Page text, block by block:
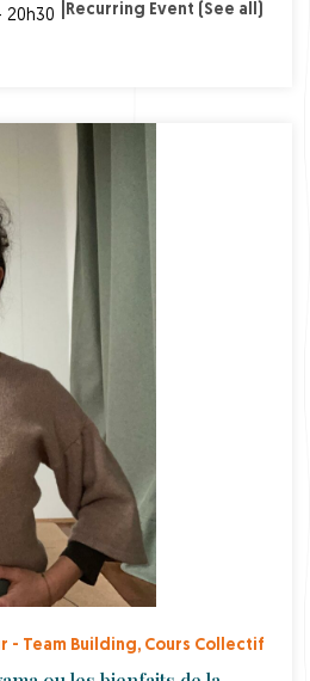
20h30 Recurring Event (See all)
- Team Building, Cours Collectif